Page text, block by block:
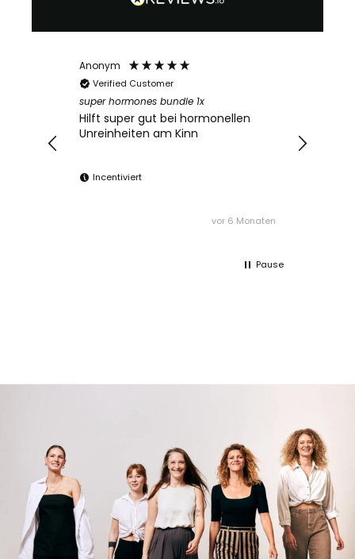
Anonym
Verified Customer
super hormones bundle 1x
Hilft super gut bei hormonellen
Unreinheiten am Kinn
Incentiviert
vor 6 Monaten
Pause